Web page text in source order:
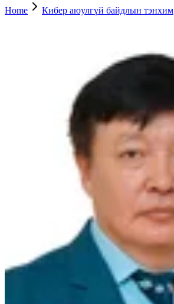
Home Кибер аюулгүй байдлын тэнхим